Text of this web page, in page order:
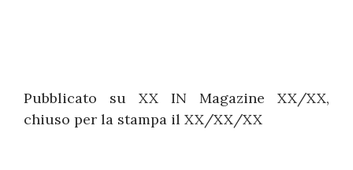
Pubblicato su XX IN Magazine XX/XX,
chiuso per la stampa il XX/XX/XX